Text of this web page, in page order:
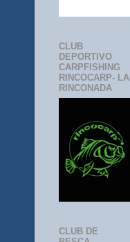
CLUB
DEPORTIVO
CARPFISHING
RINCOCARP- LA
RINCONADA
CLUB DE